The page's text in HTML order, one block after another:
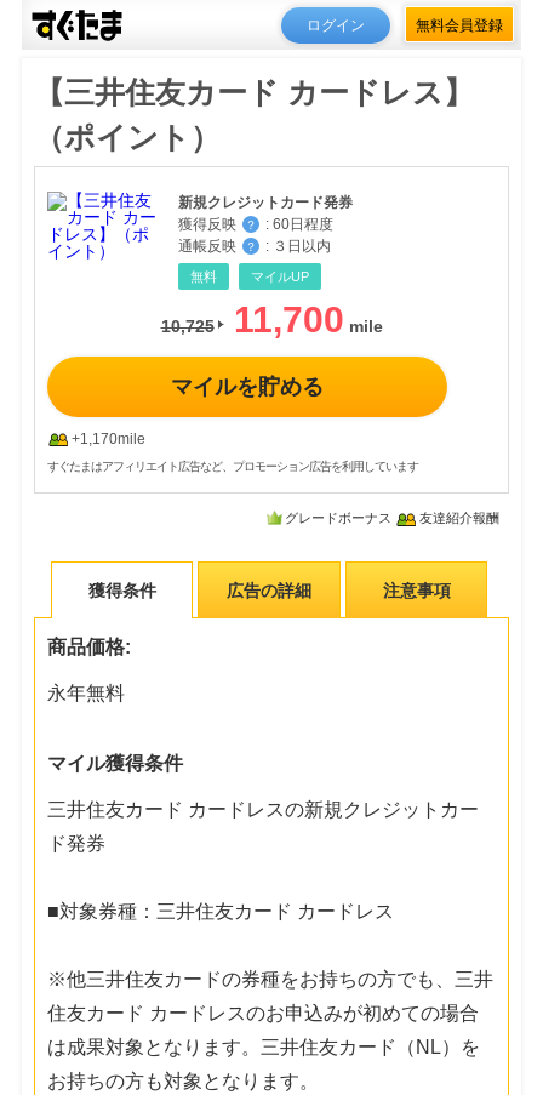
ログイン 無料会員登録
【三井住友カード カードレス】
（ポイント）
新規クレジットカード発券
獲得反映
？ : 60日程度
通帳反映
？ : ３日以内
無料 マイルUP
10,725 11,700
マイルを貯める
+1,170mile
すぐたまはアフィリエイト広告など、プロモーション広告を利用しています
グレードボーナス 友達紹介報酬
獲得条件 広告の詳細 注意事項
商品価格:
永年無料
マイル獲得条件
三井住友カード カードレスの新規クレジットカー
ド発券
■対象券種：三井住友カード カードレス
※他三井住友カードの券種をお持ちの方でも、三井
住友カード カードレスのお申込みが初めての場合
は成果対象となります。三井住友カード（NL）を
お持ちの方も対象となります。